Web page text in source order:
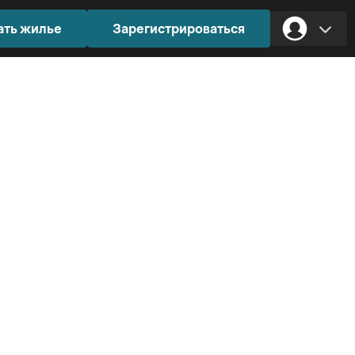
жилье Зарегистрироваться